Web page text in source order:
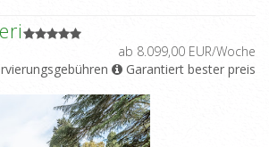
ab 8.099,00 EUR/Woche
Garantiert bester preis